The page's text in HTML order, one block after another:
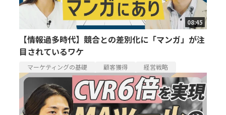
08:45
【情報過多時代】競合との差別化に「マンガ」が注
目されているワケ
マーケティングの基礎 顧客獲得 経営戦略